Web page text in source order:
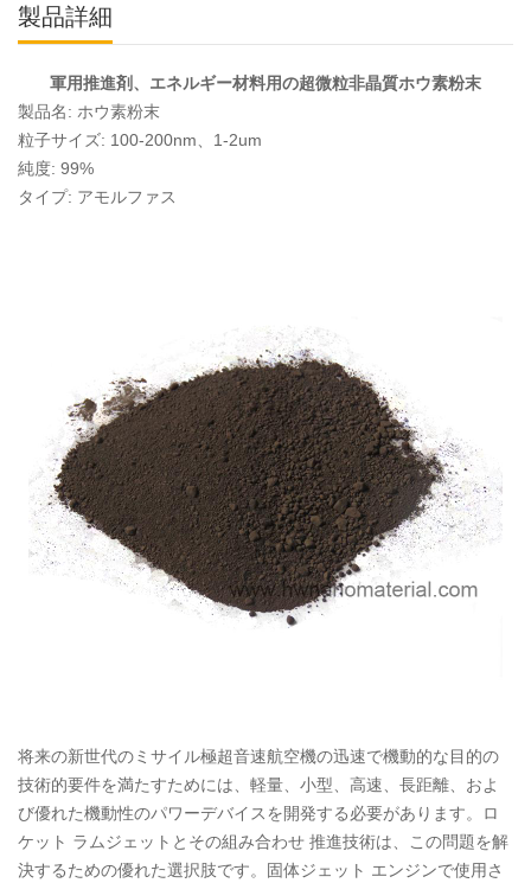
製品詳細
軍用推進剤、エネルギー材料用の超微粒非晶質ホウ素粉末
製品名: ホウ素粉末
粒子サイズ: 100-200nm、1-2um
純度: 99%
タイプ: アモルファス
将来の新世代のミサイル極超音速航空機の迅速で機動的な目的の
技術的要件を満たすためには、軽量、小型、高速、長距離、およ
び優れた機動性のパワーデバイスを開発する必要があります。ロ
ケット ラムジェットとその組み合わせ 推進技術は、この問題を解
決するための優れた選択肢です。固体ジェット エンジンで使用さ